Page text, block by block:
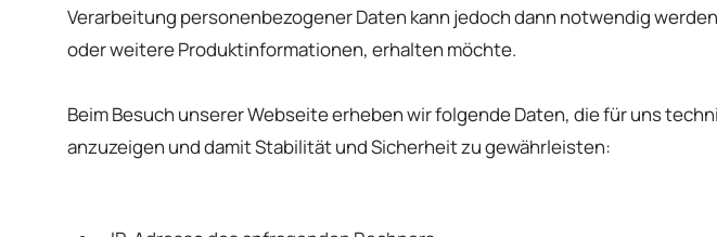
Verarbeitung personenbezogener Daten kann jedoch dann notwendig
oder weitere Produktinformationen, erhalten möchte.
Beim Besuch unserer Webseite erheben wir folgende Daten, die für uns
anzuzeigen und damit Stabilität und Sicherheit zu gewährleisten: